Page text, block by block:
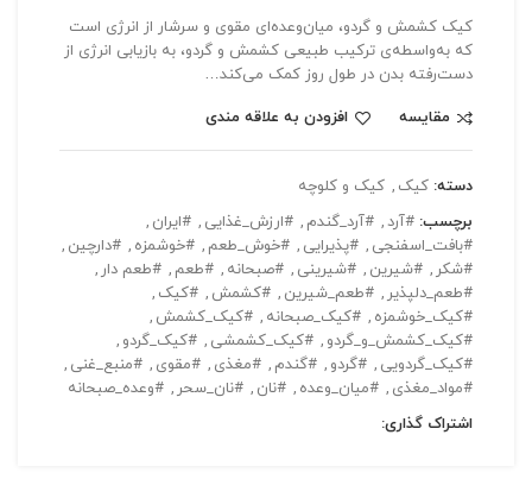
کیک کشمش و گردو، میان‌وعده‌ای مقوی و سرشار از انرژی است
که به‌واسطه‌ی ترکیب طبیعی کشمش و گردو، به بازیابی انرژی از
دست‌رفته بدن در طول روز کمک می‌کند…
مقایسه
افزودن به علاقه مندی
دسته: کیک , کیک و کلوچه
برچسب: #آرد, #آرد_گندم , #ارزش_غذایی , #ایران ,
#بافت_اسفنجی , #پذیرایی , #خوش_طعم , #خوشمزه , #دارچین ,
#شکر , #شیرین , #شیرینی , #صبحانه , #طعم , #طعم دار ,
#طعم_دلپذیر , #طعم_شیرین , #کشمش , #کیک ,
#کیک_خوشمزه , #کیک_صبحانه , #کیک_کشمش ,
#کیک_کشمش_و_گردو , #کیک_کشمشی , #کیک_گردو ,
#کیک_گردویی , #گردو , #گندم , #مغذی , #مقوی , #منبع_غنی ,
#مواد_مغذی , #میان_وعده , #نان , #نان_سحر , #وعده_صبحانه
اشتراک گذاری: